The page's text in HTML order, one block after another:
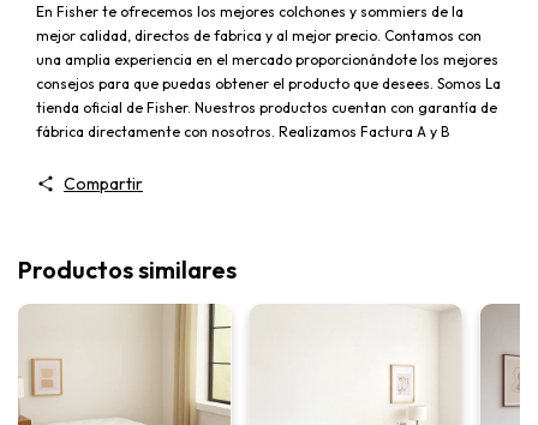
En Fisher te ofrecemos los mejores colchones y sommiers de la
mejor calidad, directos de fabrica y al mejor precio. Contamos con
una amplia experiencia en el mercado proporcionándote los mejores
consejos para que puedas obtener el producto que desees. Somos La
tienda oficial de Fisher. Nuestros productos cuentan con garantía de
fábrica directamente con nosotros. Realizamos Factura A y B
Compartir
Productos similares